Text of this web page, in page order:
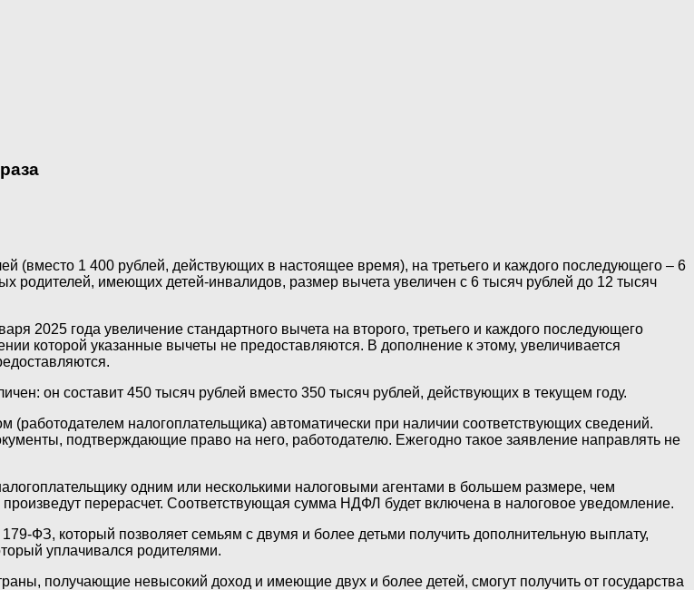
(вместо 1 400 рублей, действующих в настоящее время), на третьего и каждого последующего – 6
родителей, имеющих детей-инвалидов, размер вычета увеличен с 6 тысяч рублей до 12 тысяч
2025 года увеличение стандартного вычета на второго, третьего и каждого последующего
которой указанные вычеты не предоставляются. В дополнение к этому, увеличивается
он составит 450 тысяч рублей вместо 350 тысяч рублей, действующих в текущем году.
налогоплательщика) автоматически при наличии соответствующих сведений.
подтверждающие право на него, работодателю. Ежегодно такое заявление направлять не
одним или несколькими налоговыми агентами в большем размере, чем
перерасчет. Соответствующая сумма НДФЛ будет включена в налоговое уведомление.
ФЗ, который позволяет семьям с двумя и более детьми получить дополнительную выплату,
уплачивался родителями.
получающие невысокий доход и имеющие двух и более детей, смогут получить от государства